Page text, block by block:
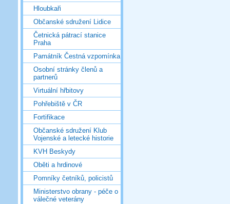
Hloubkaři
Občanské sdružení Lidice
Četnická pátrací stanice
Praha
Památník Čestná vzpomínka
Osobní stránky členů a
partnerů
Virtuální hřbitovy
Pohřebiště v ČR
Fortifikace
Občanské sdružení Klub
Vojenské a letecké historie
KVH Beskydy
Oběti a hrdinové
Pomníky četníků, policistů
Ministerstvo obrany - péče o
válečné veterány